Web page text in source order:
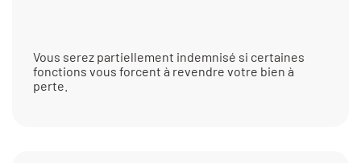
Vous serez partiellement indemnisé si certaines
fonctions vous forcent à revendre votre bien à
perte.